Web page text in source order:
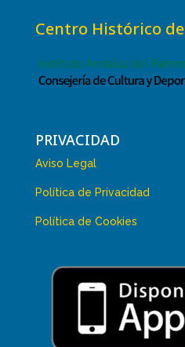
Centro Histórico
PRIVACIDAD
Aviso Legal
Política de Privacidad
Política de Cookies